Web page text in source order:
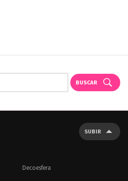
BUSCAR
SUBIR
Decoesfera